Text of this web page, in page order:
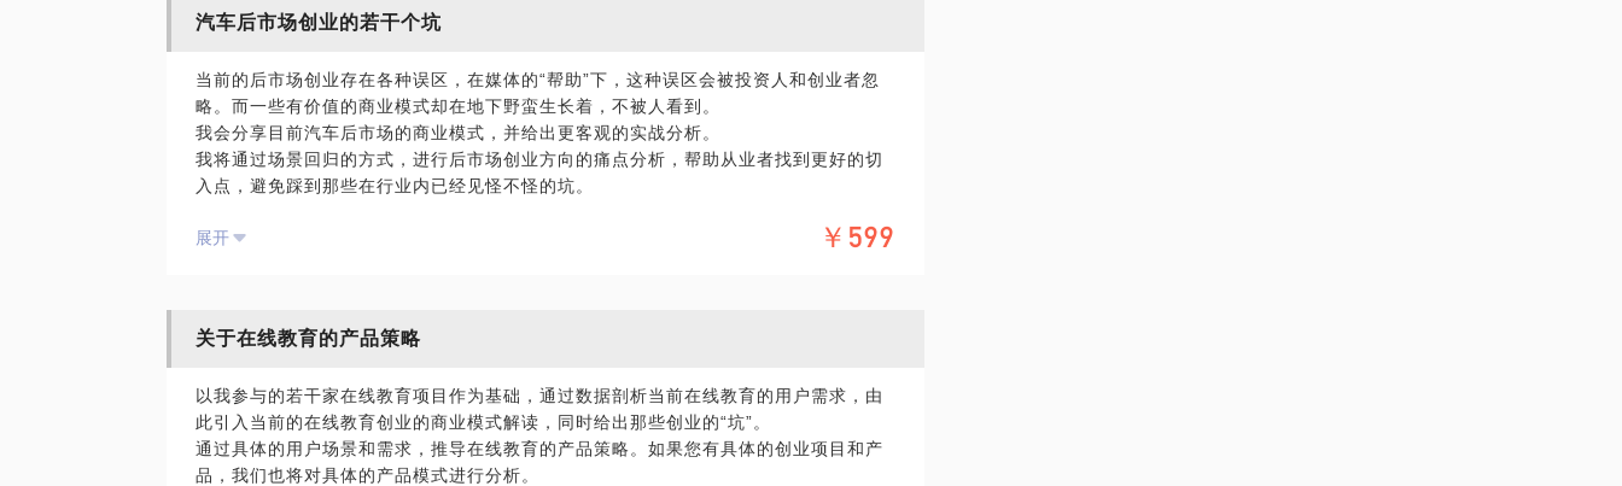
悉数字广告代理业务模式和汽车行业的数字营销需求。
汽车后市场创业的若干个坑
当前的后市场创业存在各种误区，在媒体的“帮助”下，这种误区会被投资人和创业者忽
略。而一些有价值的商业模式却在地下野蛮生长着，不被人看到。
我会分享目前汽车后市场的商业模式，并给出更客观的实战分析。
我将通过场景回归的方式，进行后市场创业方向的痛点分析，帮助从业者找到更好的切
入点，避免踩到那些在行业内已经见怪不怪的坑。
解更多的行业环境和特点。
展开 ￥599
关于在线教育的产品策略
以我参与的若干家在线教育项目作为基础，通过数据剖析当前在线教育的用户需求，由
此引入当前的在线教育创业的商业模式解读，同时给出那些创业的“坑”。
通过具体的用户场景和需求，推导在线教育的产品策略。如果您有具体的创业项目和产
品，我们也将对具体的产品模式进行分析。